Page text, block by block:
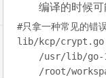
编译的时候可
#只拿一种常见的错
lib/kcp/
    /usr/lib/go
-
/root/